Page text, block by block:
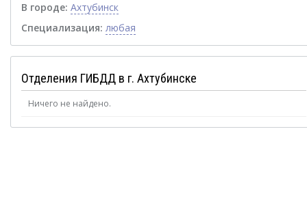
В городе: Ахтубинск
Специализация: любая
Отделения ГИБДД в г. Ахтубинске
Ничего не найдено.